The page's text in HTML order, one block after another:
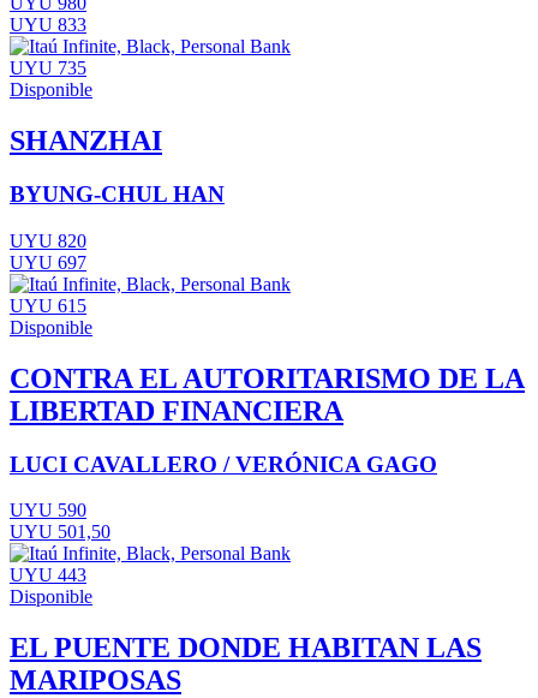
UYU 833
UYU 735
Disponible
SHANZHAI
BYUNG-CHUL HAN
UYU 820
UYU 697
UYU 615
Disponible
CONTRA EL AUTORITARISMO DE LA
LIBERTAD FINANCIERA
LUCI CAVALLERO / VERÓNICA GAGO
UYU 590
UYU 501,50
UYU 443
Disponible
EL PUENTE DONDE HABITAN LAS
MARIPOSAS